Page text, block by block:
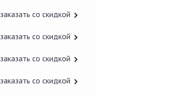
заказать со скидкой
заказать со скидкой
заказать со скидкой
заказать со скидкой